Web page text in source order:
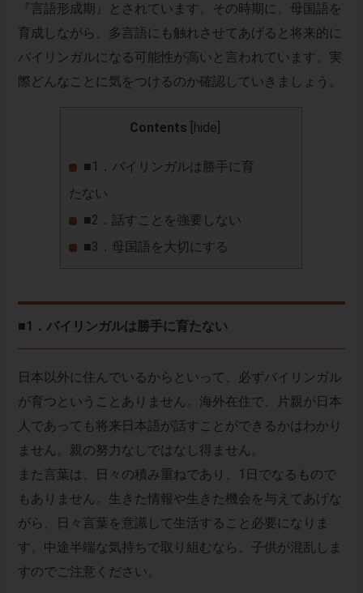
『言語形成期』とされています。その時期に、母国語を
育成しながら、多言語にも触れさせてあげると将来的に
バイリンガルになる可能性が高いと言われています。実
際どんなことに気をつけるのか確認していきましょう。
Contents hide
■1．バイリンガルは勝手に育
たない
■2．話すことを強要しない
■3．母国語を大切にする
■1．バイリンガルは勝手に育たない
日本以外に住んでいるからといって、必ずバイリンガル
が育つということありません。海外在住で、片親が日本
人であっても将来日本語が話すことができるかはわかり
ません。親の努力なしではなし得ません。
また言葉は、日々の積み重ねであり、1日でなるもので
もありません。生きた情報や生きた機会を与えてあげな
がら、日々言葉を意識して生活すること必要になりま
す。中途半端な気持ちで取り組むなら、子供が混乱しま
すのでご注意ください。